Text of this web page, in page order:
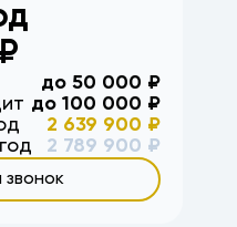
₽
до 50 000 ₽
до 100 000 ₽
2 639 900 ₽
2 789 900 ₽